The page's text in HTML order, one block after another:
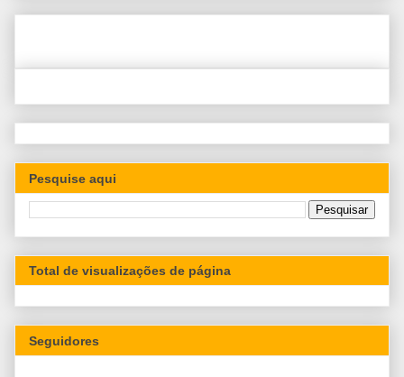
Pesquise aqui
Total de visualizações de página
Seguidores